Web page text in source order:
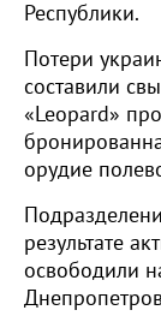
Республики.
Потери
составили
«Leopard»
орудие
результате
освободили